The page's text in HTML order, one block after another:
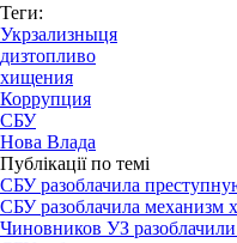
Теги:
Укрзализныця
дизтопливо
хищения
Коррупция
СБУ
Нова Влада
Публікації по темі
СБУ разоблачила
СБУ разоблачила механизм
Чиновников УЗ